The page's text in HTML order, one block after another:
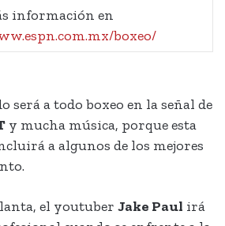
información en
boxeo/
será a todo boxeo en la señal de
y mucha música, porque esta
a algunos de los mejores
el youtuber Jake Paul irá